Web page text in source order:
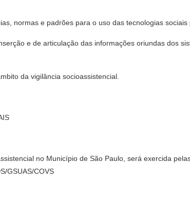
normas e padrões para o uso das tecnologias
e de articulação das informações oriundas dos
da vigilância socioassistencial.
no Município de São Paulo, será exercida
GSUAS/COVS